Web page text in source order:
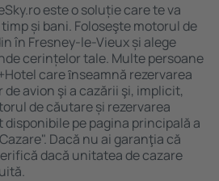
este o soluție care te va
și bani. Foloseşte motorul de
în Fresney-le-Vieux și alege
cerințelor tale. Multe persoane
care ȋnseamnă rezervarea
avion şi a cazării şi, implicit,
de căutare și rezervarea
pe pagina principală a
Dacă nu ai garanţia că
dacă unitatea de cazare